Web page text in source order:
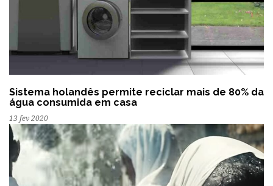
Sistema holandês permite reciclar mais de 80% da
água consumida em casa
13 fev 2020